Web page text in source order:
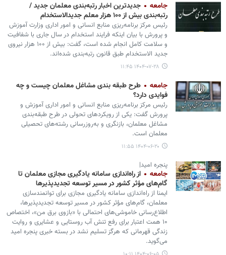
جامعه
جدیدترین اخبار رتبه‌بندی معلمان جدید /
رتبه‌بندی بیش از ۱۰۰ هزار معلم جدیدالاستخدام
رئیس مرکز برنامه‌ریزی منابع انسانی و امور اداری وزارت آموزش
و پرورش با بیان اینکه فرایند استخدام در سال جاری با شفافیت
و سلامت کامل انجام شده است، گفت: بیش از ۱۰۰ هزار نیروی
جدید الاستخدام طبق قانون رتبه‌بندی شده‌اند.
۱۴۰۴-۰۷-۲۸ ۱۱:۴۵
جامعه
طرح طبقه‌ بندی مشاغل معلمان چیست و چه
فوایدی دارد؟
رئیس مرکز برنامه‌ریزی منابع انسانی و امور اداری آموزش و
پرورش گفت: یکی از رویکردهای تحولی در طرح طبقه‌بندی
مشاغل معلمان، بازنگری و به‌روزرسانی رشته‌های تحصیلی
معلمان است.
۱۴۰۴-۰۶-۲۰ ۱۱:۵۵
پنجره امید|
جامعه
از راه‌اندازی سامانه یادگیری مجازی معلمان تا
گام‌های مؤثر کشور در مسیر توسعه تجدیدپذیرها
ایمنا از راه‌اندازی سامانه یادگیری مجازی برای توانمندسازی
معلمان، گام‌های مؤثر کشور در مسیر توسعه تجدیدپذیرها،
اطلاع‌رسانی خاموشی‌های احتمالی با «بازوی برق من»، اختصاص
۱۰ همت اعتبار برای رفع تنش آب روستایی و عشایری و روایت
زندگی قهرمانی که هرگز تسلیم نشد در بسته خبری پنجره امید
می‌گوید.